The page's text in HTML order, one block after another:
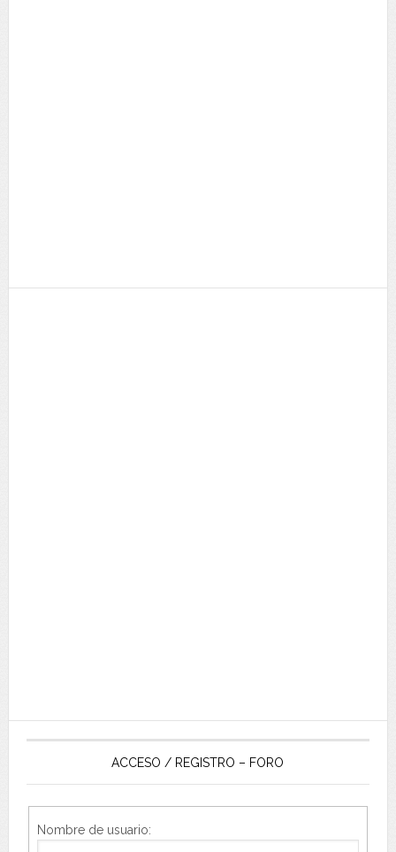
ACCESO / REGISTRO – FORO
Nombre de usuario: